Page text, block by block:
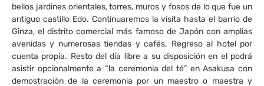
bellos jardines orientales, torres, muros y fosos de lo que fue un
antiguo castillo Edo. Continuaremos la visita hasta el barrio de
Ginza, el distrito comercial más famoso de Japón con amplias
avenidas y numerosas tiendas y cafés. Regreso al hotel por
cuenta propia. Resto del día libre a su disposición en el podrá
asistir opcionalmente a “la ceremonia del té” en Asakusa con
demostración de la ceremonia por un maestro o maestra y